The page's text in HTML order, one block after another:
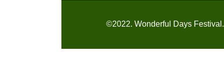
©2022. Wonderful Days